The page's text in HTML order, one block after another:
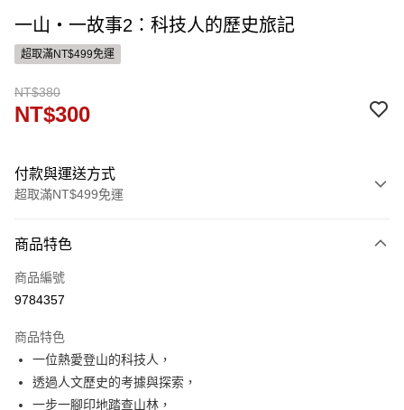
一山‧一故事2：科技人的歷史旅記
超取滿NT$499免運
NT$380
NT$300
付款與運送方式
超取滿NT$499免運
信用卡一次付款
ATM付款
運送方式
付款後全家取貨
每筆NT$60，滿NT$499(含以上)免運費
商品特色
商品編號
9784357
商品特色
一位熱愛登山的科技人，
透過人文歷史的考據與探索，
一步一腳印地踏查山林，